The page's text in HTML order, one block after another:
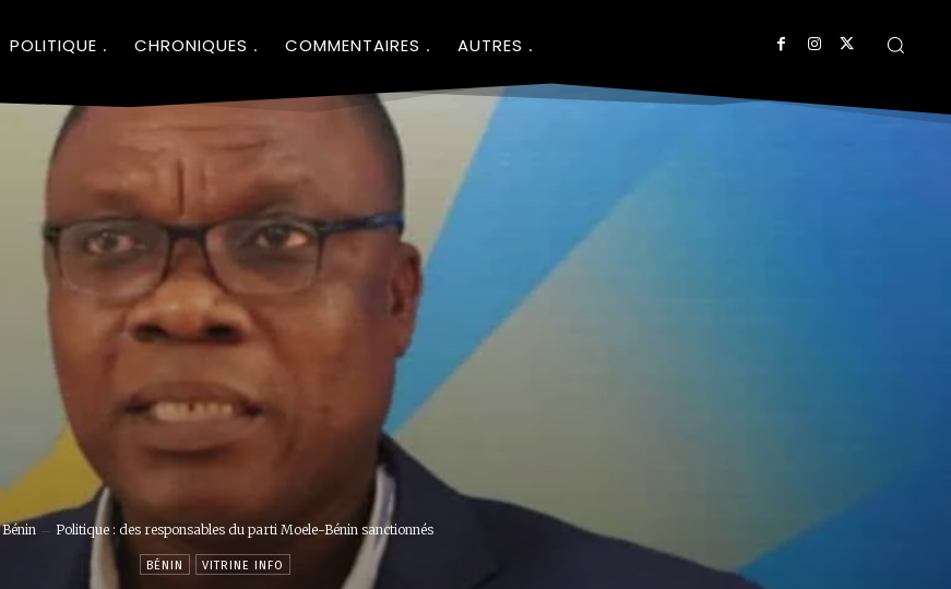
POLITIQUE CHRONIQUES COMMENTAIRES AUTRES
Bénin Politique : des responsables du parti Moele-Bénin sanctionnés
BÉNIN VITRINE INFO